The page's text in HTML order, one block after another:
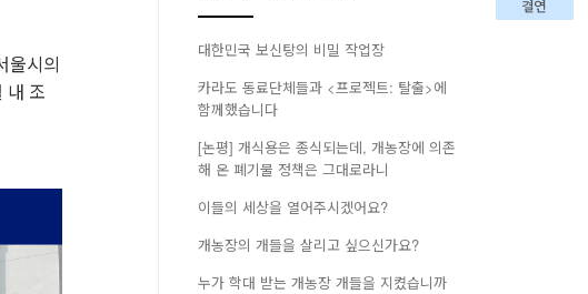
울시의
내 조
대한민국 보신탕의 비밀 작업장
카라도 동료단체들과 <프로젝트: 탈출>에
함께했습니다
[논평] 개식용은 종식되는데, 개농장에 의존
해 온 폐기물 정책은 그대로라니
이들의 세상을 열어주시겠어요?
개농장의 개들을 살리고 싶으신가요?
누가 학대 받는 개농장 개들을 지켰습니까